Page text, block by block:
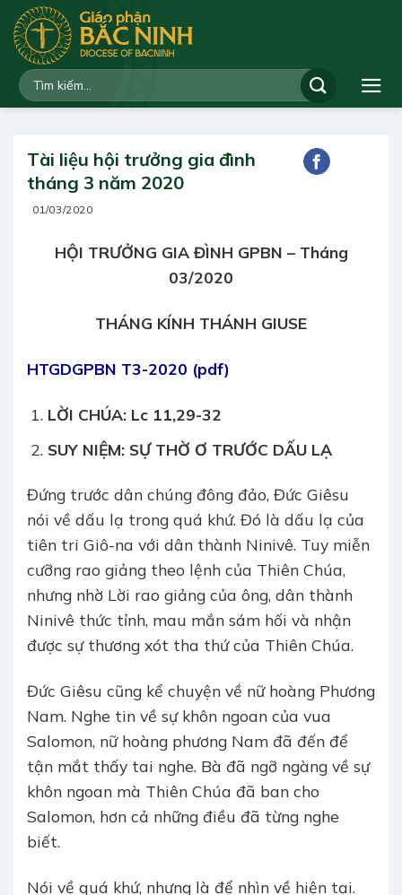
qua
dung
Tài liệu hội trưởng gia đình
tháng 3 năm 2020
01/03/2020
HỘI TRƯỞNG GIA ĐÌNH GPBN – Tháng
03/2020
THÁNG KÍNH THÁNH GIUSE
HTGDGPBN T3-2020 (pdf)
LỜI CHÚA: Lc 11,29-32
SUY NIỆM: SỰ THỜ Ơ TRƯỚC DẤU LẠ
Đứng trước dân chúng đông đảo, Đức Giêsu
nói về dấu lạ trong quá khứ. Đó là dấu lạ của
tiên tri Giô-na với dân thành Ninivê. Tuy miễn
cưỡng rao giảng theo lệnh của Thiên Chúa,
nhưng nhờ Lời rao giảng của ông, dân thành
Ninivê thức tỉnh, mau mắn sám hối và nhận
được sự thương xót tha thứ của Thiên Chúa.
Đức Giêsu cũng kể chuyện về nữ hoàng Phương
Nam. Nghe tin về sự khôn ngoan của vua
Salomon, nữ hoàng phương Nam đã đến để
tận mắt thấy tai nghe. Bà đã ngỡ ngàng về sự
khôn ngoan mà Thiên Chúa đã ban cho
Salomon, hơn cả những điều đã từng nghe
biết.
Nói về quá khứ, nhưng là để nhìn về hiện tại.